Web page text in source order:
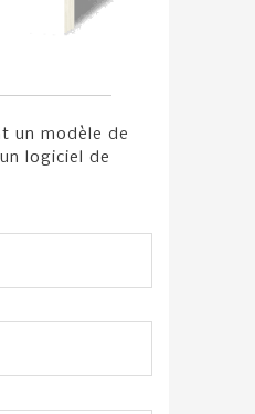
un modèle de
logiciel de